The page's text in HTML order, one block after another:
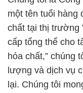
một tên tuổi hàng
chất tại thị trường
cấp tổng thể cho
hóa chất,” chúng
lượng và dịch vụ
lại. Chúng tôi